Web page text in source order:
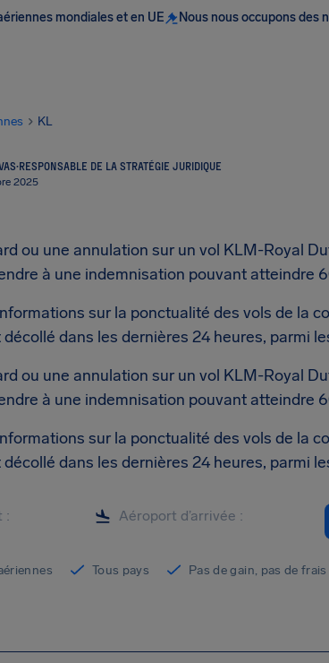
mondiales et en UE Nous nous occupons des
KL
·RESPONSABLE DE LA STRATÉGIE JURIDIQUE
2025
ou une annulation sur un vol KLM-Royal
à une indemnisation pouvant atteindre
sur la ponctualité des vols de la
dans les dernières 24 heures, parmi
ou une annulation sur un vol KLM-Royal
à une indemnisation pouvant atteindre
sur la ponctualité des vols de la
dans les dernières 24 heures, parmi
Tous pays Pas de gain, pas de frais